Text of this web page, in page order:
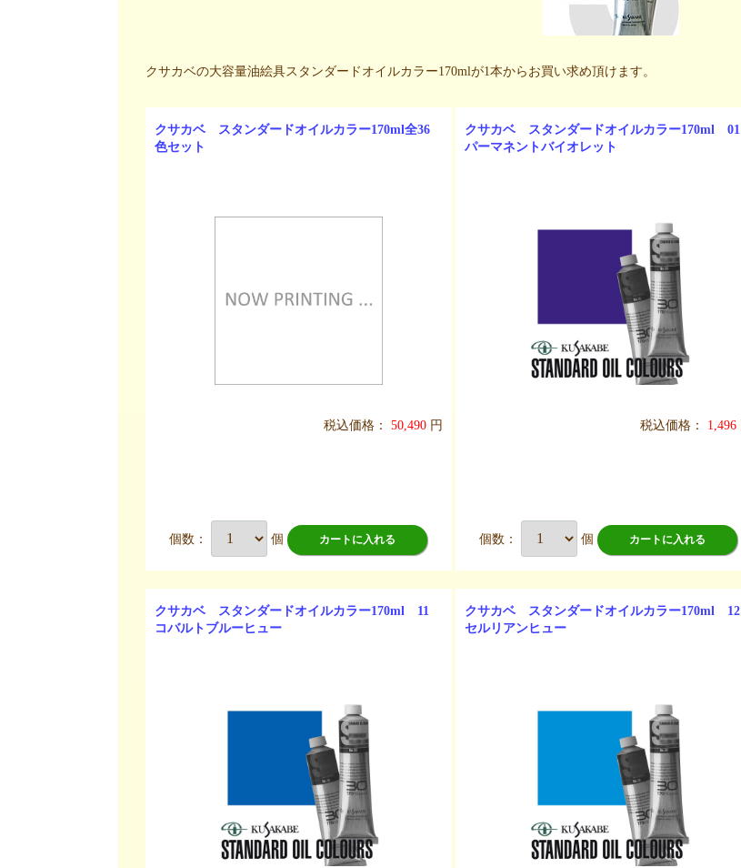
クサカベの大容量油絵具スタンダードオイルカラー170mlが1本からお買い求め頂けます。
クサカベ スタンダードオイルカラー170ml全36
色セット
税込価格： 50,490 円
個数： 個 カートに入れる
クサカベ スタンダードオイルカラー170ml 01
パーマネントバイオレット
税込価格： 1,496
個数： 個 カートに入れる
クサカベ スタンダードオイルカラー170ml 11
コバルトブルーヒュー
クサカベ スタンダードオイルカラー170ml 12
セルリアンヒュー